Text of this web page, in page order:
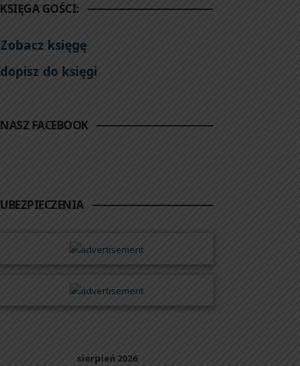
KSIĘGA GOŚCI:
Zobacz księgę
dopisz do księgi
NASZ FACEBOOK
UBEZPIECZENIA
sierpień 2026